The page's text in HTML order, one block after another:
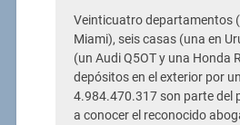
Veinticuatro departamentos
Miami), seis casas (una en
(un Audi Q5OT y una Honda
depósitos en el exterior por
4.984.470.317 son parte del
a conocer el reconocido